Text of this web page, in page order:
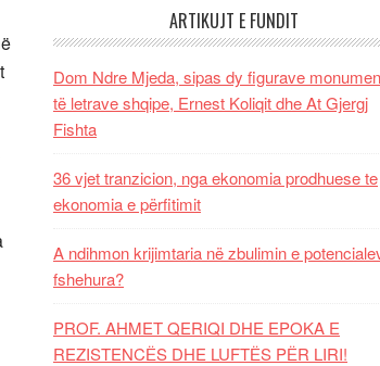
ARTIKUJT E FUNDIT
Dom Ndre Mjeda, sipas dy figurave
të letrave shqipe, Ernest Koliqit dhe At Gjergj
Fishta
36 vjet tranzicion, nga ekonomia prodhuese te
ekonomia e përfitimit
A ndihmon krijimtaria në zbulimin e
fshehura?
PROF. AHMET QERIQI DHE EPOKA E
REZISTENCЁS DHE LUFTЁS PЁR LIRI!